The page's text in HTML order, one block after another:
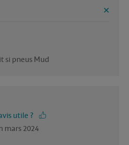
si pneus Mud
utile ?
mars 2024